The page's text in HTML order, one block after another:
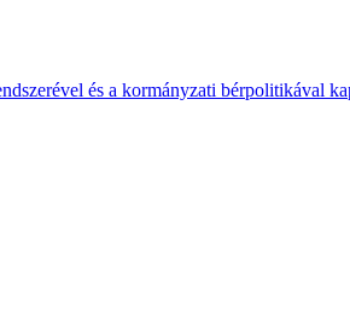
és a kormányzati bérpolitikával